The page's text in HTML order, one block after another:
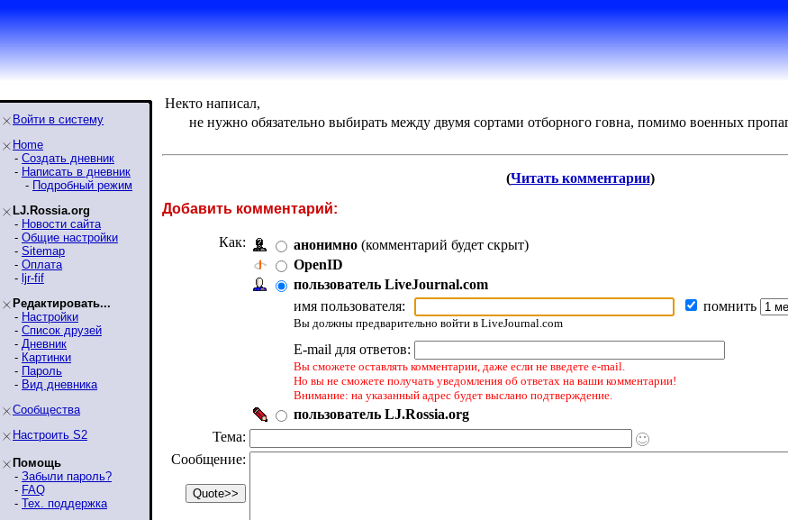
Войти в систему
Home
- Создать дневник
- Написать в дневник
- Подробный режим
LJ.Rossia.org
- Новости сайта
- Общие настройки
- Sitemap
- Оплата
- ljr-fif
Редактировать...
- Настройки
- Список друзей
- Дневник
- Картинки
- Пароль
- Вид дневника
Сообщества
Настроить S2
Помощь
- Забыли пароль?
- FAQ
- Тех. поддержка
Некто написал,
не нужно обязательно выбирать между двумя сортами отборного говна, помимо военных
(Читать комментарии)
Добавить комментарий:
Как: анонимно (комментарий будет скрыт)
OpenID
пользователь LiveJournal.com
имя пользователя:
помнить
Вы должны предварительно войти в LiveJournal.com
E-mail для ответов:
Вы сможете оставлять комментарии, даже если не введете e-mail.
Но вы не сможете получать уведомления об ответах на ваши комментарии!
Внимание: на указанный адрес будет выслано подтверждение.
пользователь LJ.Rossia.org
Тема:
Сообщение: